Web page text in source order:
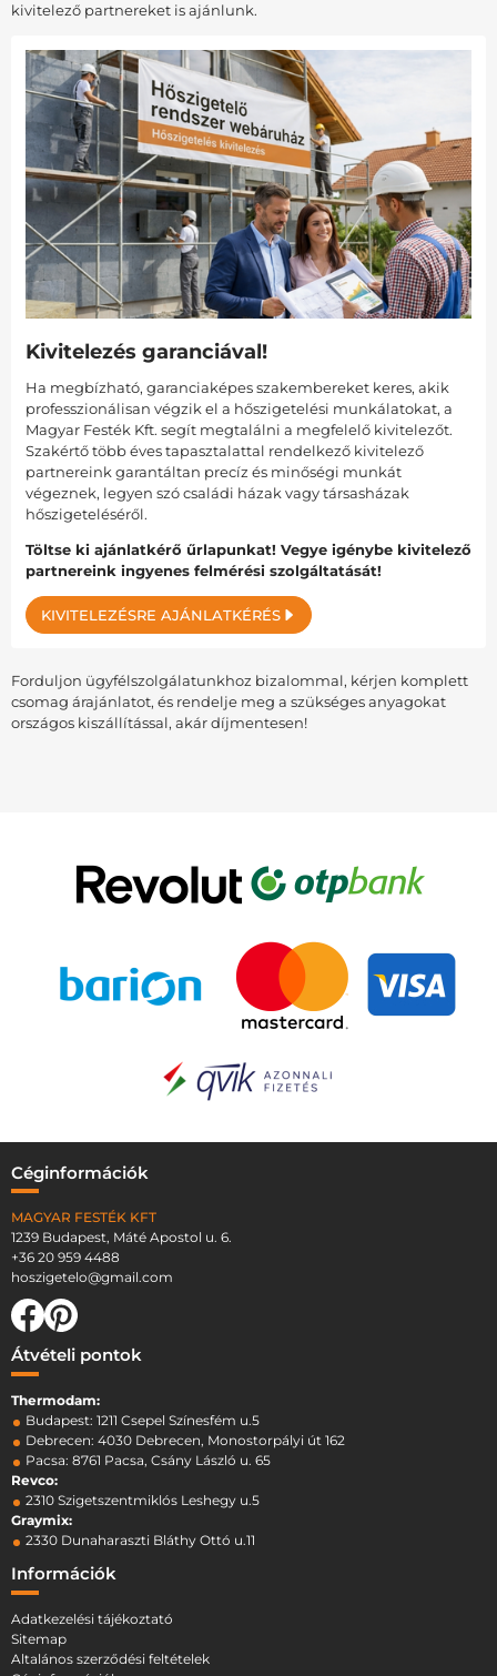
kivitelező partnereket is ajánlunk.
Kivitelezés garanciával!
Ha megbízható, garanciaképes szakembereket keres, akik
professzionálisan végzik el a hőszigetelési munkálatokat, a
Magyar Festék Kft. segít megtalálni a megfelelő kivitelezőt.
Szakértő több éves tapasztalattal rendelkező kivitelező
partnereink garantáltan precíz és minőségi munkát
végeznek, legyen szó családi házak vagy társasházak
hőszigeteléséről.
Töltse ki ajánlatkérő űrlapunkat! Vegye igénybe kivitelező
partnereink ingyenes felmérési szolgáltatását!
KIVITELEZÉSRE AJÁNLATKÉRÉS
Forduljon ügyfélszolgálatunkhoz bizalommal, kérjen komplett
csomag árajánlatot, és rendelje meg a szükséges anyagokat
országos kiszállítással, akár díjmentesen!
Céginformációk
MAGYAR FESTÉK KFT
1239 Budapest, Máté Apostol u. 6.
+36 20 959 4488
hoszigetelo@gmail.com
Átvételi pontok
Thermodam:
Budapest: 1211 Csepel Színesfém u.5
Debrecen: 4030 Debrecen, Monostorpályi út 162
Pacsa: 8761 Pacsa, Csány László u. 65
Revco:
2310 Szigetszentmiklós Leshegy u.5
Graymix:
2330 Dunaharaszti Bláthy Ottó u.11
Információk
Adatkezelési tájékoztató
Sitemap
Altalános szerződési feltételek